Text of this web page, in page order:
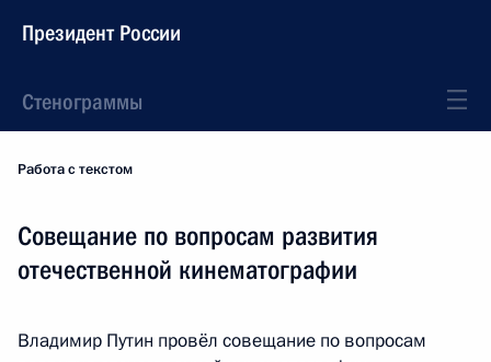
Президент России
Стенограммы
Работа с текстом
Совещание по вопросам развития
отечественной кинематографии
Владимир Путин провёл совещание по вопросам